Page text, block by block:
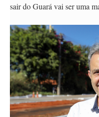
sair do Guará vai ser uma